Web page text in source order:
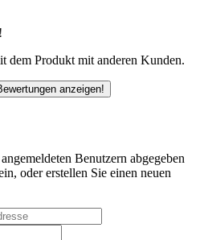
dem Produkt mit anderen Kunden.
anzeigen!
Benutzern abgegeben
oder erstellen Sie einen neuen